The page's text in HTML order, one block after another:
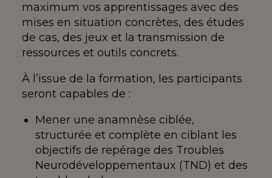
maximum vos apprentissages avec des
mises en situation concrètes, des études
de cas, des jeux et la transmission de
ressources et outils concrets.
À l’issue de la formation, les participants
seront capables de :
Mener une anamnèse ciblée,
structurée et complète en ciblant les
objectifs de repérage des Troubles
Neurodéveloppementaux (TND) et des